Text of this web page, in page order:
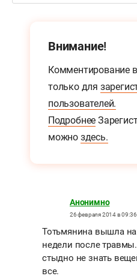
Внимание!
Комментирование
только для
пользователей.
Подробнее
можно здесь.
Анонимно
26 февраля 2014 в 09:36
Тотьмянина вышла на
недели после
стыдно не знать
все.